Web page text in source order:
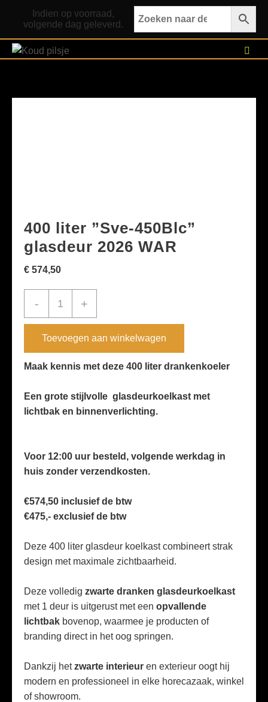
de
inhoud
Indien op voorraad,
volgende dag geleverd.
400 liter ”Sve-450Blc”
glasdeur 2026 WAR
€ 574,50
-
400
liter
glasdeur
WAR
aantal
+
Toevoegen aan winkelwagen
Maak kennis met deze 400 liter drankenkoeler
Een grote stijlvolle glasdeurkoelkast met
lichtbak en binnenverlichting.
Voor 12:00 uur besteld, volgende werkdag in
huis zonder verzendkosten.
€574,50 inclusief de btw
€475,- exclusief de btw
Deze 400 liter glasdeur koelkast combineert strak
design met maximale zichtbaarheid.
Deze volledig zwarte dranken glasdeurkoelkast
met 1 deur is uitgerust met een opvallende
lichtbak bovenop, waarmee je producten of
branding direct in het oog springen.
Dankzij hetzwarte interieur en exterieur oogt hij
modern en professioneel in elke horecazaak, winkel
of showroom.